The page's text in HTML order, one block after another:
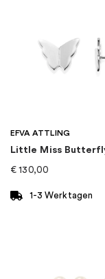
EAN
Kollektion :
EFVA ATTLING
Little Miss
€ 130,00
1-3 Werktagen